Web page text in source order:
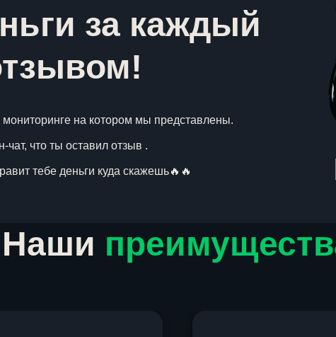
за каждый
на котором мы представлены.
что ты оставил отзыв .
тебе деньги куда скажешь🔥🔥
Наши